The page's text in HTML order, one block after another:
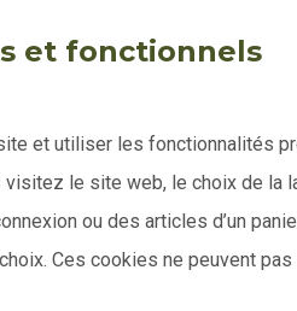
et fonctionnels
et utiliser les fonctionnalités
le site web, le choix de la
ou des articles d’un
Ces cookies ne peuvent